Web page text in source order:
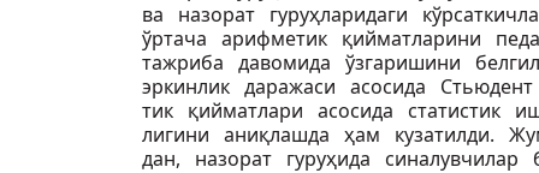
ва назорат гуруҳларидаги
ўртача арифметик қийматларини
тажриба давомида ўзгаришини
эркинлик даражаси асосида
тик қийматлари асосида статистик
лигини аниқлашда ҳам кузатилди.
дан, назорат гуруҳида синалувчилар